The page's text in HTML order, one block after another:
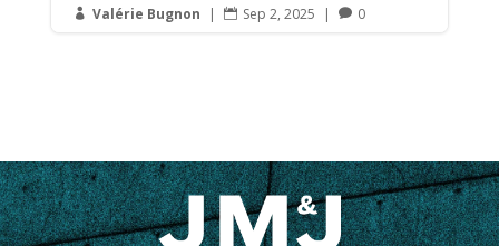
 Valérie Bugnon |  Sep 2, 2025 |  0